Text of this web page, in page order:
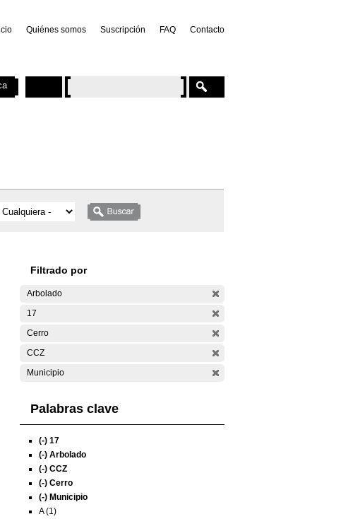
Quiénes somos Suscripción FAQ Contacto
Filtrado por
Arbolado
17
Cerro
CCZ
Municipio
Palabras clave
(-) 17
(-) Arbolado
(-) CCZ
(-) Cerro
(-) Municipio
A (1)